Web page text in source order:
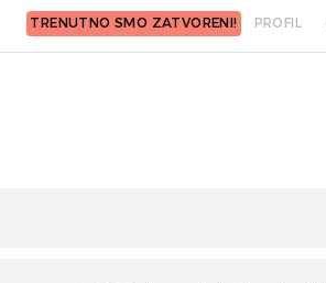
TRENUTNO SMO ZATVORENI! PROFIL